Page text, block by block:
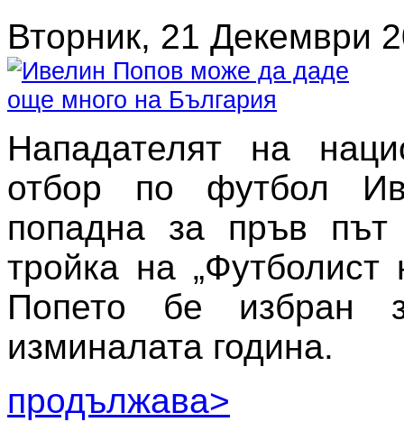
Вторник, 21 Декември
Нападателят на
отбор по футбол
попадна за пръв път
тройка на „Футболист
Попето бе
изминалата година.
продължава>